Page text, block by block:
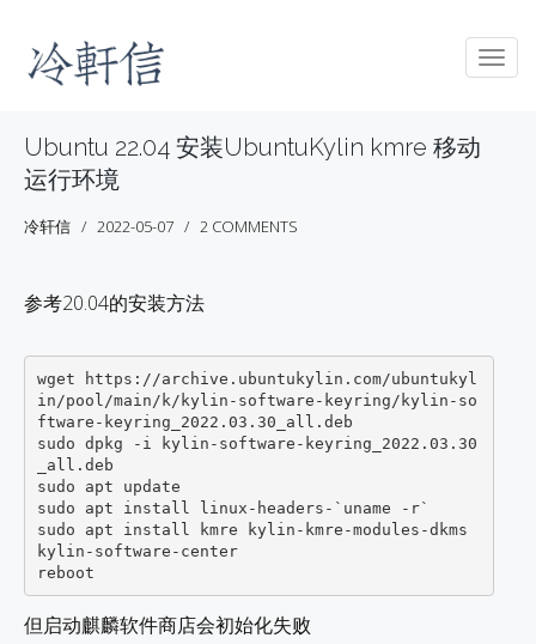
Ubuntu 22.04 安装UbuntuKylin kmre 移动
运行环境
冷轩信 2022-05-07 2 COMMENTS
参考20.04的安装方法
wget https://archive.ubuntukylin.com/ubuntukyl
in/pool/main/k/kylin-software-keyring/kylin-so
ftware-keyring_2022.03.30_all.deb
sudo dpkg -i kylin-software-keyring_2022.03.30
_all.deb
sudo apt update
sudo apt install linux-headers-`uname -r`
sudo apt install kmre kylin-kmre-modules-dkms
kylin-software-center
但启动麒麟软件商店会初始化失败